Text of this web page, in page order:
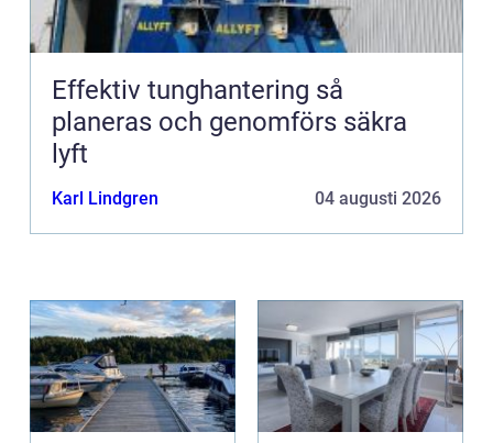
Effektiv tunghantering så
planeras och genomförs säkra
lyft
Karl Lindgren 04 augusti 2026